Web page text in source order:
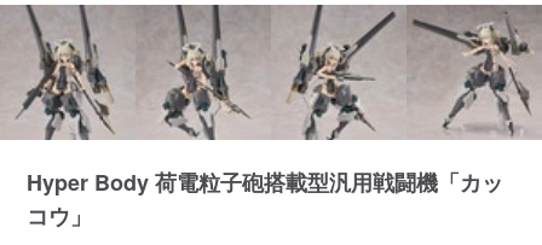
Hyper Body 荷電粒子砲搭載型汎用戦闘機「カッ
コウ」